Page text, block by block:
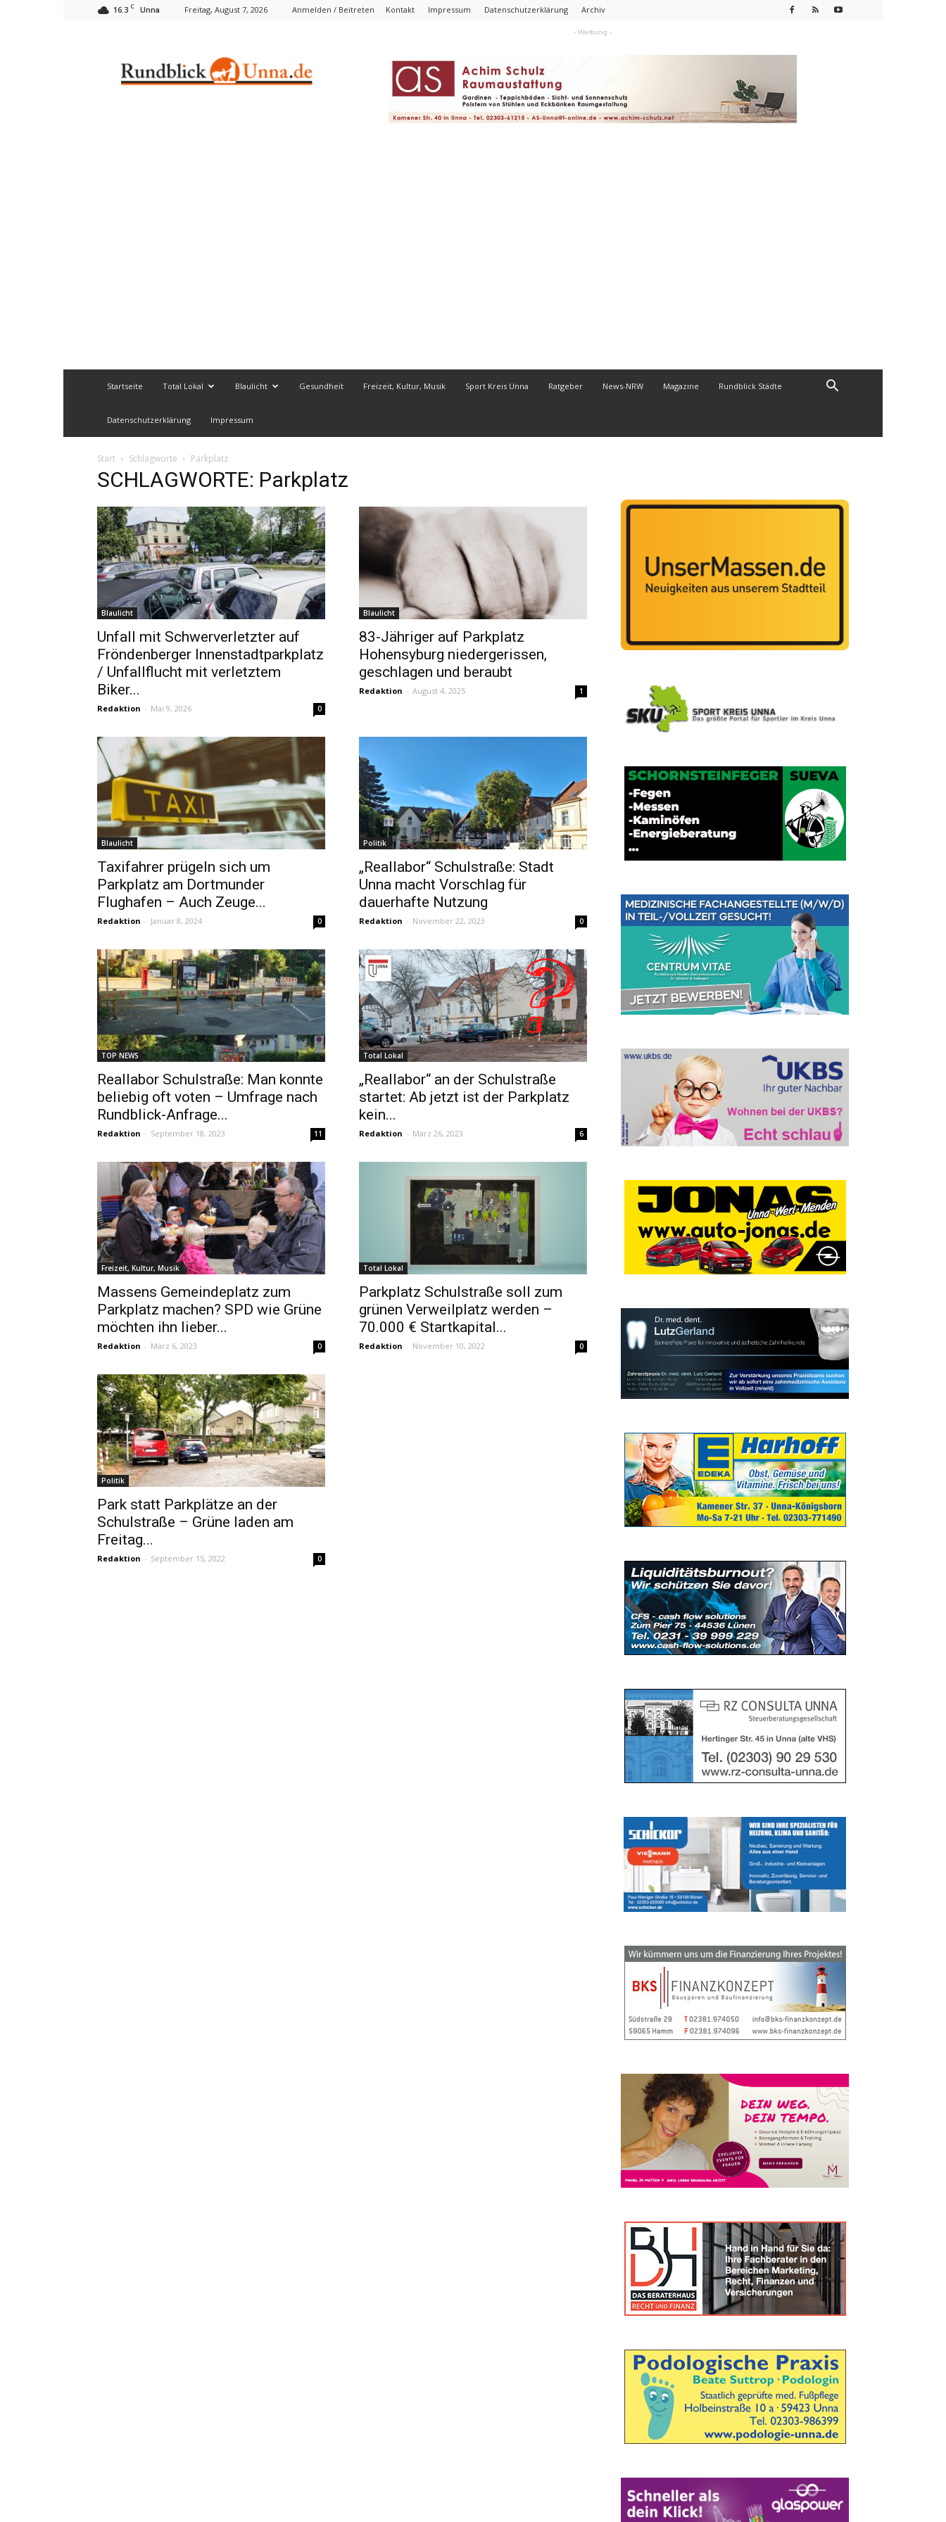
16.3 C Unna Freitag, August 7, 2026 Anmelden / Beitreten Kontakt Impressum Datenschutzerklärung Archiv
- Werbung -
Startseite Total Lokal Blaulicht Gesundheit Freizeit, Kultur, Musik Sport Kreis Unna Ratgeber News-NRW Magazine Rundblick Städte
Datenschutzerklärung Impressum
Start Schlagworte Parkplatz
SCHLAGWORTE: Parkplatz
Blaulicht
Unfall mit Schwerverletzter auf
Fröndenberger Innenstadtparkplatz
/ Unfallflucht mit verletztem
Biker...
Redaktion - Mai 9, 2026 0
Blaulicht
83-Jähriger auf Parkplatz
Hohensyburg niedergerissen,
geschlagen und beraubt
Redaktion - August 4, 2025 1
Blaulicht
Taxifahrer prügeln sich um
Parkplatz am Dortmunder
Flughafen – Auch Zeuge...
Redaktion - Januar 8, 2024 0
Politik
„Reallabor“ Schulstraße: Stadt
Unna macht Vorschlag für
dauerhafte Nutzung
Redaktion - November 22, 2023 0
TOP NEWS
Reallabor Schulstraße: Man konnte
beliebig oft voten – Umfrage nach
Rundblick-Anfrage...
Redaktion - September 18, 2023 11
Total Lokal
„Reallabor“ an der Schulstraße
startet: Ab jetzt ist der Parkplatz
kein...
Redaktion - März 26, 2023 6
Freizeit, Kultur, Musik
Massens Gemeindeplatz zum
Parkplatz machen? SPD wie Grüne
möchten ihn lieber...
Redaktion - März 6, 2023 0
Total Lokal
Parkplatz Schulstraße soll zum
grünen Verweilplatz werden –
70.000 € Startkapital...
Redaktion - November 10, 2022 0
Politik
Park statt Parkplätze an der
Schulstraße – Grüne laden am
Freitag...
Redaktion - September 15, 2022 0